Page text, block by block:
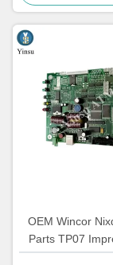
OEM Wincor
Parts TP07
recibos Junta de